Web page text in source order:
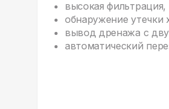
высокая фильтрация,
обнаружение утечки
вывод дренажа с
автоматический